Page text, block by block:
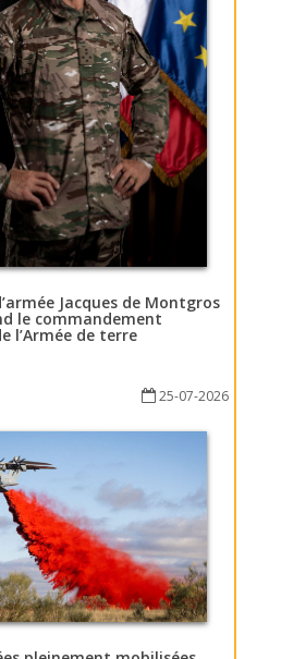
Jacques de Montgros
le commandement
l’Armée de terre
25-07-2026